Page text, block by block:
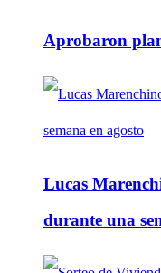
Aprobaron
Lucas
durante una